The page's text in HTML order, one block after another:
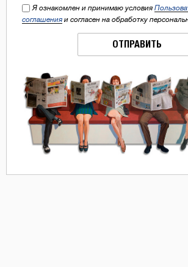
Я ознакомлен и принимаю условия
соглашения и согласен на обработку
ОТПРАВИТЬ